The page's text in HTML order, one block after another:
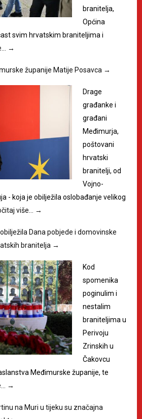
branitelja,
Općina
svim hrvatskim braniteljima i
→
županije Matije Posavca →
Drage
građanke i
građani
Međimurja,
poštovani
hrvatski
branitelji, od
Vojno-
- koja je obilježila oslobađanje velikog
više… →
Dana pobjede i domovinske
branitelja →
Kod
spomenika
poginulim i
nestalim
braniteljima u
Perivoju
Zrinskih u
Čakovcu
Međimurske županije, te
→
na Muri u tijeku su značajna